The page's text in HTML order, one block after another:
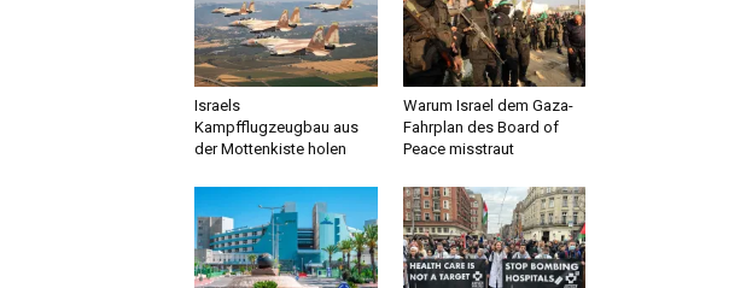
Israels
Kampfflugzeugbau aus
der Mottenkiste holen
Warum Israel dem Gaza-
Fahrplan des Board of
Peace misstraut